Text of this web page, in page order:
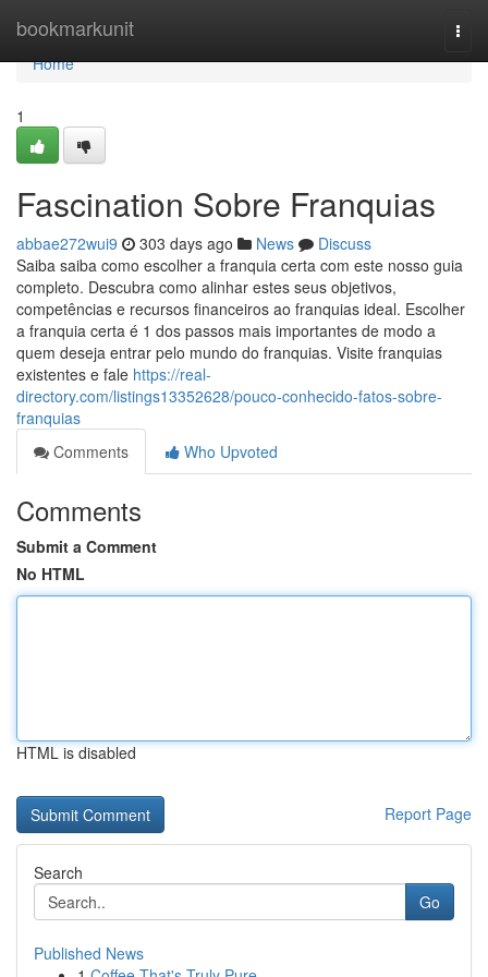
bookmarkunit
Home
Home
1
Fascination Sobre Franquias
abbae272wui9 303 days ago News
Discuss
Saiba saiba como escolher a franquia certa com este nosso guia
completo. Descubra como alinhar estes seus objetivos,
competências e recursos financeiros ao franquias ideal. Escolher
a franquia certa é 1 dos passos mais importantes de modo a
quem deseja entrar pelo mundo do franquias. Visite franquias
existentes e fale https://real-
directory.com/listings13352628/pouco-conhecido-fatos-sobre-
franquias
Comments
Who Upvoted
Comments
Submit a Comment
No HTML
HTML is disabled
Report Page
Search
Go
Published News